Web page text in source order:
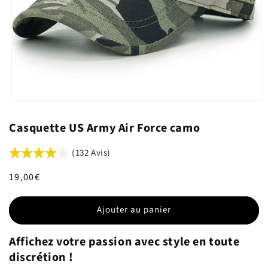
Casquette US Army Air Force camo
(132 Avis)
Prix
19,00€
Ajouter au panier
Affichez votre passion avec style en toute
discrétion !